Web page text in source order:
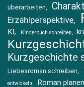
überarbeiten
Erzählperspektive
KI Kinderbuch schreiben
Kurzgeschichte
Liebesroman schreiben
entwickeln
Roman planen